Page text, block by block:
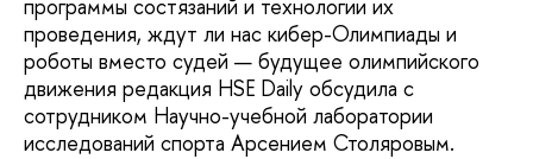
программы состязаний и технологии их
проведения, ждут ли нас кибер-Олимпиады и
роботы вместо судей — будущее олимпийского
движения редакция HSE Daily обсудила с
сотрудником Научно-учебной лаборатории
исследований спорта Арсением Столяровым.